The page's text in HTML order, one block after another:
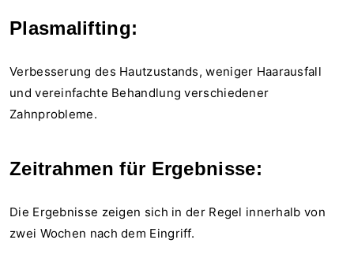
Plasmalifting:
Verbesserung des Hautzustands, weniger Haarausfall
und vereinfachte Behandlung verschiedener
Zahnprobleme.
Zeitrahmen für Ergebnisse:
Die Ergebnisse zeigen sich in der Regel innerhalb von
zwei Wochen nach dem Eingriff.